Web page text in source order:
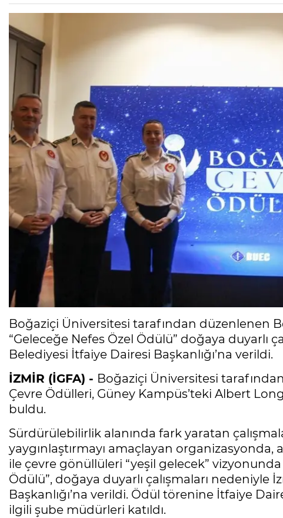
Boğaziçi Üniversitesi tarafından düzenlenen
“Geleceğe Nefes Özel Ödülü” doğaya duyarlı
Belediyesi İtfaiye Dairesi Başkanlığı’na verildi.
İZMİR (İGFA) - Boğaziçi Üniversitesi
Çevre Ödülleri, Güney Kampüs’teki Albert
buldu.
Sürdürülebilirlik alanında fark yaratan
yaygınlaştırmayı amaçlayan
ile çevre gönüllüleri “yeşil gelecek”
Ödülü”, doğaya duyarlı çalışmaları
Başkanlığı’na verildi. Ödül törenine İtfaiye
ilgili şube müdürleri katıldı.